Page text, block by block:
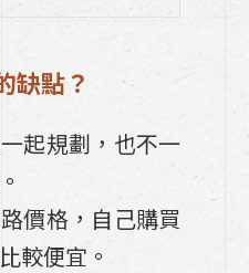
缺點？
起規劃，也不一
價格，自己購買
較便宜。